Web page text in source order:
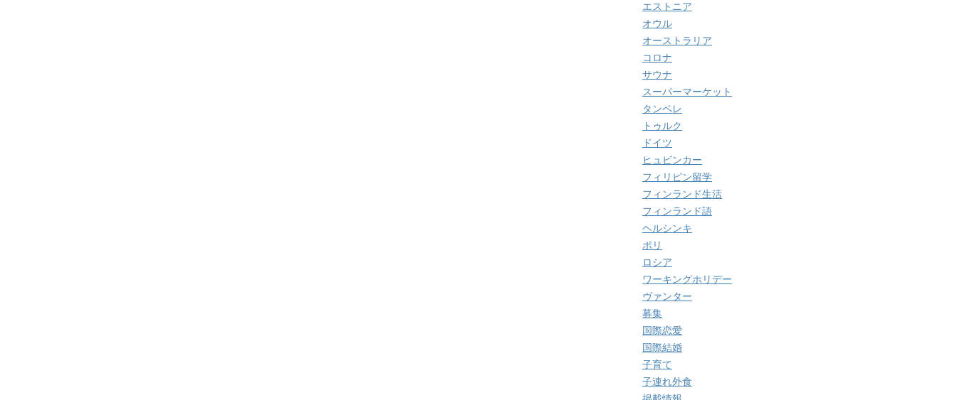
エストニア
オウル
オーストラリア
コロナ
サウナ
スーパーマーケット
タンペレ
トゥルク
ドイツ
ヒュビンカー
フィリピン留学
フィンランド生活
フィンランド語
ヘルシンキ
ポリ
ロシア
ワーキングホリデー
ヴァンター
募集
国際恋愛
国際結婚
子育て
子連れ外食